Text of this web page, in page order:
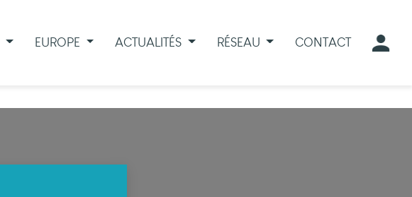
EUROPE ACTUALITÉS RÉSEAU CONTACT